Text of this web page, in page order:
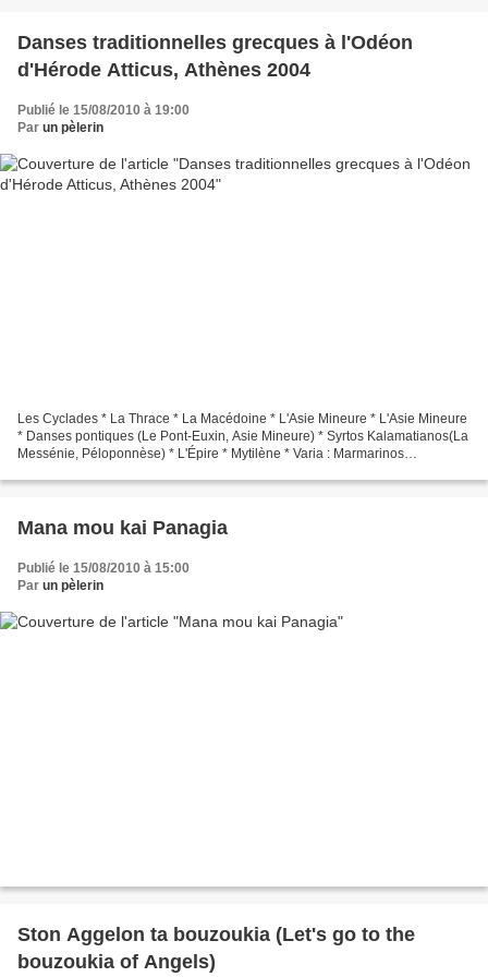
Danses traditionnelles grecques à l'Odéon
d'Hérode Atticus, Athènes 2004
Publié le 15/08/2010 à 19:00
Par un pèlerin
Les Cyclades * La Thrace * La Macédoine * L'Asie Mineure * L'Asie Mineure
* Danses pontiques (Le Pont-Euxin, Asie Mineure) * Syrtos Kalamatianos(La
Messénie, Péloponnèse) * L'Épire * Mytilène * Varia : Marmarinos
Mana mou kai Panagia
Publié le 15/08/2010 à 15:00
Par un pèlerin
Ston Aggelon ta bouzoukia (Let's go to the
bouzoukia of Angels)